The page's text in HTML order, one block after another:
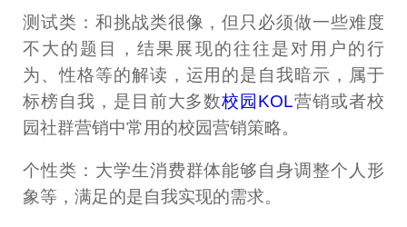
测试类：和挑战类很像，但只必须做一些难度
不大的题目，结果展现的往往是对用户的行
为、性格等的解读，运用的是自我暗示，属于
标榜自我，是目前大多数校园KOL营销或者校
园社群营销中常用的校园营销策略。
个性类：大学生消费群体能够自身调整个人形
象等，满足的是自我实现的需求。